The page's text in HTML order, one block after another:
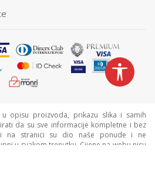
opisu proizvoda, prikazu slika i samih
da su sve informacije kompletne i bez
na stranici su dio naše ponude i ne
u svakom trenutku. Cijene na webu nisu